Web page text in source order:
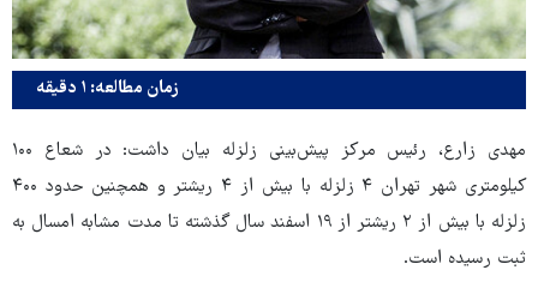
زمان مطالعه: ۱ دقیقه
مهدی زارع، رئیس مرکز پیش‌بینی زلزله بیان داشت: در شعاع ۱۰۰
کیلومتری شهر تهران ۴ زلزله با بیش از ۴ ریشتر و همچنین حدود ۴۰۰
زلزله با بیش از ۲ ریشتر از ۱۹ اسفند سال گذشته تا مدت مشابه امسال به
ثبت رسیده است.